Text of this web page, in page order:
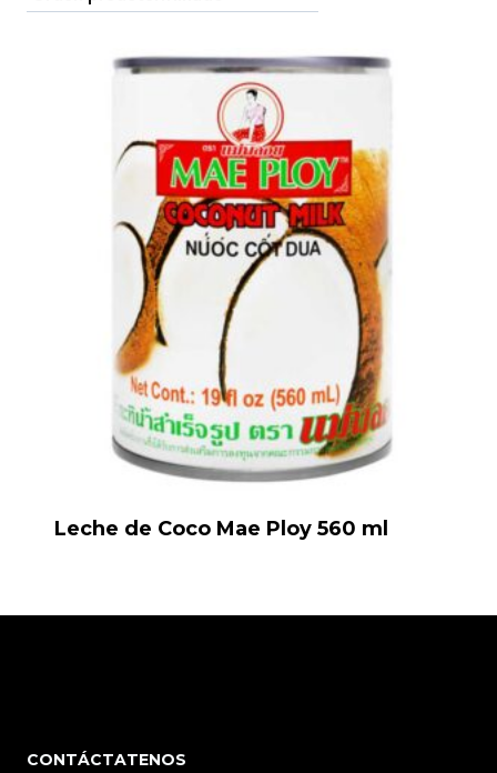
Leche de Coco Mae Ploy 560 ml
CONTÁCTATENOS